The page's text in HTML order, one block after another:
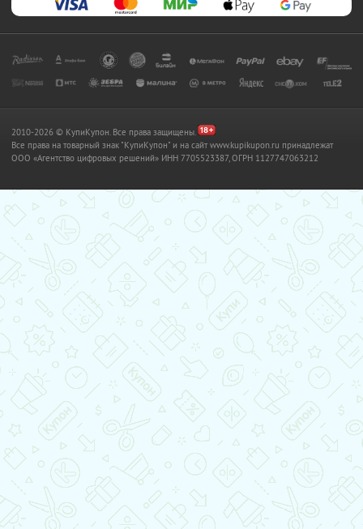
2010-2026 © КупиКупон. Все права защищены.
Все права на товарный знак "КупиКупон" и на сайт www.kupikupon.ru принадлежат
OOO «Агентство цифровых решений» ИНН 7705523387, ОГРН 1127747063212